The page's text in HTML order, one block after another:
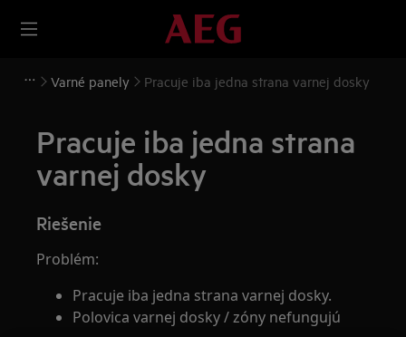
Varné panely Pracuje iba jedna strana varnej dosky
Pracuje iba jedna strana
varnej dosky
Riešenie
Problém:
Pracuje iba jedna strana varnej dosky.
Polovica varnej dosky / zóny nefungujú